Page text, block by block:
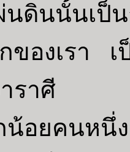
นดินนั้นเ
ของเรา
ราศี
น้อยคนหนึ่